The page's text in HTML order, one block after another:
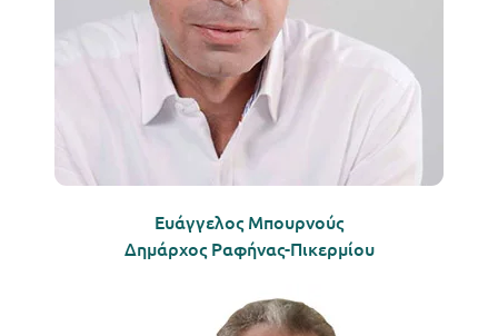
Ευάγγελος Μπουρνούς
Δημάρχος Ραφήνας-Πικερμίου